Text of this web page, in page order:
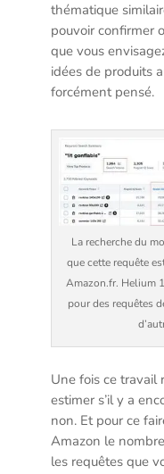
thématique
pouvoir confirmer
que vous
idées de produits
forcément pensé.
La recherche du
que cette requête
Amazon.fr. Helium
pour des requêtes
Une fois ce travail
estimer s’il y a
non. Et pour ce
Amazon le
les requêtes que